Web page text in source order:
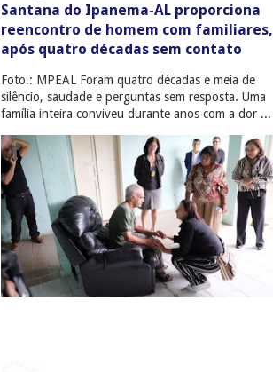
Santana do Ipanema-AL proporciona
reencontro de homem com familiares,
após quatro décadas sem contato
Foto.: MPEAL Foram quatro décadas e meia de
silêncio, saudade e perguntas sem resposta. Uma
família inteira conviveu durante anos com a dor ...